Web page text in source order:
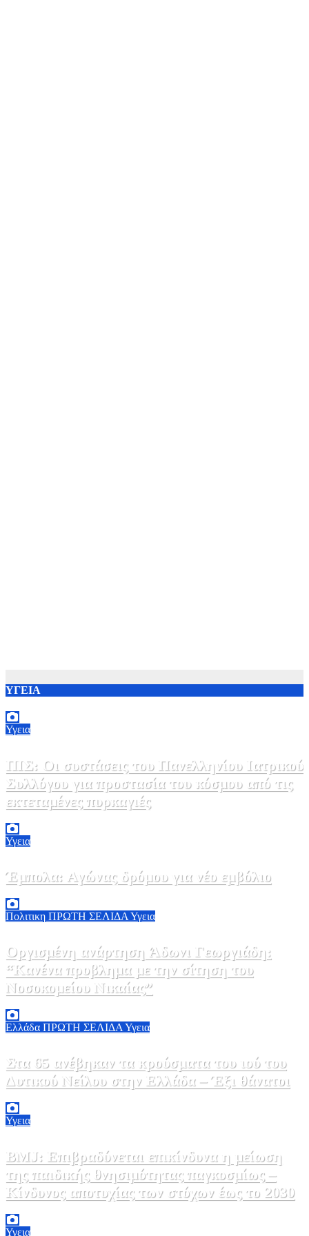
ΥΓΕΙΑ
Υγεια
ΠΙΣ: Οι συστάσεις του Πανελληνίου Ιατρικού
Συλλόγου για προστασία του κόσμου από τις
εκτεταμένες πυρκαγιές
Υγεια
Έμπολα: Αγώνας δρόμου για νέο εμβόλιο
Πολιτικη ΠΡΩΤΗ ΣΕΛΙΔΑ Υγεια
Οργισμένη ανάρτηση Άδωνι Γεωργιάδη:
“Κανένα προβλημα με την σίτηση του
Νοσοκομείου Νικαίας”
Ελλάδα ΠΡΩΤΗ ΣΕΛΙΔΑ Υγεια
Στα 65 ανέβηκαν τα κρούσματα του ιού του
Δυτικού Νείλου στην Ελλάδα – Έξι θάνατοι
Υγεια
BMJ: Επιβραδύνεται επικίνδυνα η μείωση
της παιδικής θνησιμότητας παγκοσμίως –
Κίνδυνος αποτυχίας των στόχων έως το 2030
Υγεια